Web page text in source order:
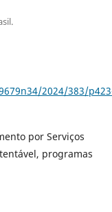
2024/383/
por Serviços
programas